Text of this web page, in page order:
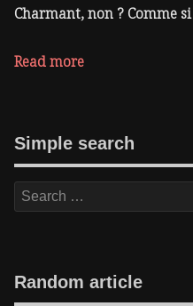
Charmant, non ? Comme
Read more
Simple search
Random article